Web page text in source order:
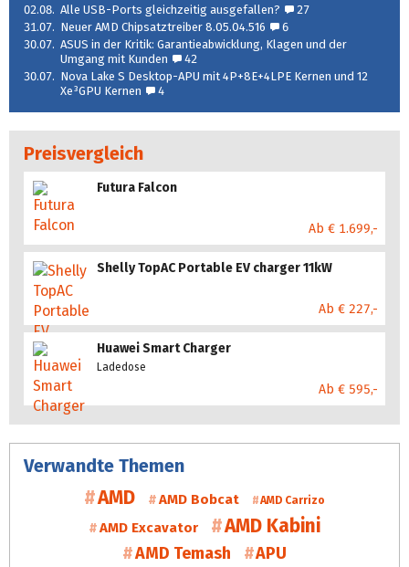
02.08. Alle USB-Ports gleichzeitig ausgefallen?
27
31.07. Neuer AMD Chipsatztreiber 8.05.04.516
6
30.07. ASUS in der Kritik: Garantieabwicklung, Klagen und der
Umgang mit Kunden
42
30.07. Nova Lake S Desktop-APU mit 4P+8E+4LPE Kernen und 12
Xe³GPU Kernen
4
Preisvergleich
Futura Falcon
Ab € 1.699,-
Shelly TopAC Portable EV charger 11kW
Ab € 227,-
Huawei Smart Charger
Ladedose
Ab € 595,-
Verwandte Themen
AMD AMD Bobcat AMD Carrizo
AMD Excavator AMD Kabini
AMD Temash APU